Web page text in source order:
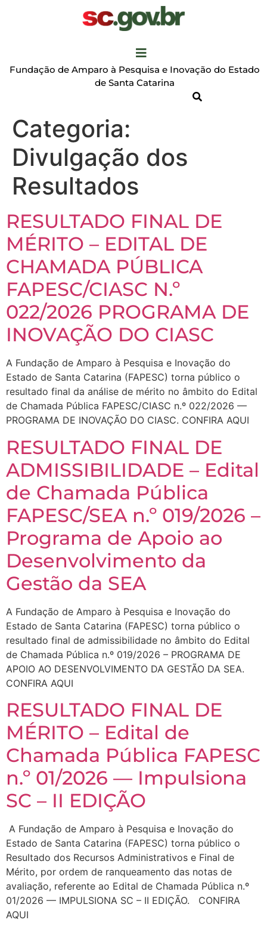
Fundação de Amparo à Pesquisa e Inovação do Estado
de Santa Catarina
Categoria:
Divulgação dos
Resultados
RESULTADO FINAL DE
MÉRITO – EDITAL DE
CHAMADA PÚBLICA
FAPESC/CIASC N.º
022/2026 PROGRAMA DE
INOVAÇÃO DO CIASC
A Fundação de Amparo à Pesquisa e Inovação do
Estado de Santa Catarina (FAPESC) torna público o
resultado final da análise de mérito no âmbito do Edital
de Chamada Pública FAPESC/CIASC n.º 022/2026 —
PROGRAMA DE INOVAÇÃO DO CIASC. CONFIRA AQUI
RESULTADO FINAL DE
ADMISSIBILIDADE – Edital
de Chamada Pública
FAPESC/SEA n.º 019/2026 –
Programa de Apoio ao
Desenvolvimento da
Gestão da SEA
A Fundação de Amparo à Pesquisa e Inovação do
Estado de Santa Catarina (FAPESC) torna público o
resultado final de admissibilidade no âmbito do Edital
de Chamada Pública n.º 019/2026 – PROGRAMA DE
APOIO AO DESENVOLVIMENTO DA GESTÃO DA SEA.
CONFIRA AQUI
RESULTADO FINAL DE
MÉRITO – Edital de
Chamada Pública FAPESC
n.º 01/2026 — Impulsiona
SC – II EDIÇÃO
A Fundação de Amparo à Pesquisa e Inovação do
Estado de Santa Catarina (FAPESC) torna público o
Resultado dos Recursos Administrativos e Final de
Mérito, por ordem de ranqueamento das notas de
avaliação, referente ao Edital de Chamada Pública n.º
01/2026 — IMPULSIONA SC – II EDIÇÃO. CONFIRA
AQUI